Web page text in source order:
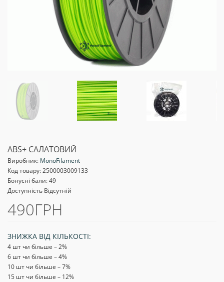
ABS+ САЛАТОВИЙ
Виробник: MonoFilament
Код товару:2500003009133
Бонусні бали: 49
Доступність Відсутній
490ГРН
ЗНИЖКА ВІД КІЛЬКОСТІ:
4 шт чи більше – 2%
6 шт чи більше – 4%
10 шт чи більше – 7%
15 шт чи більше – 12%